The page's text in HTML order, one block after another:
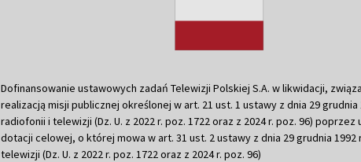
Dofinansowanie ustawowych zadań Telewizji Polskiej S.A. w likwidacji,
realizacją misji publicznej określonej w art. 21 ust. 1 ustawy z dnia 29 grudnia
radiofonii i telewizji (Dz. U. z 2022 r. poz. 1722 oraz z 2024 r. poz. 96) poprzez
dotacji celowej, o której mowa w art. 31 ust. 2 ustawy z dnia 29 grudnia 1992
telewizji (Dz. U. z 2022 r. poz. 1722 oraz z 2024 r. poz. 96)